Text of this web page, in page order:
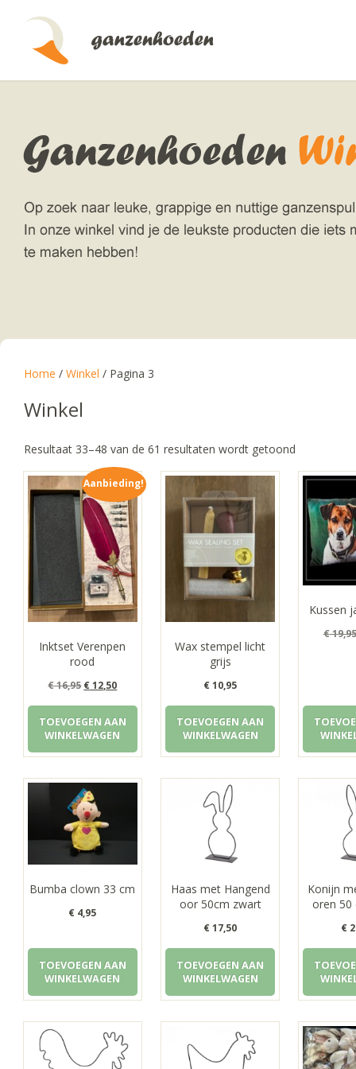
Home / Winkel / Pagina 3
Winkel
Resultaat 33–48 van de 61 resultaten wordt getoond
op
Aanbieding!
Inktset Verenpen
rood
€16,95 Oorspronkelijke
prijs
was:
€ 16,95.
€12,50Huidige
prijs
is:
€ 12,50.
TOEVOEGEN AAN
WINKELWAGEN
Wax stempel licht
grijs
€10,95
TOEVOEGEN AAN
WINKELWAGEN
Kussen
€19,95
Bumba clown 33 cm
€ 4,95
TOEVOEGEN AAN
WINKELWAGEN
Haas met Hangend
oor 50cm zwart
€17,50
TOEVOEGEN AAN
WINKELWAGEN
Konijn
oren 50
€